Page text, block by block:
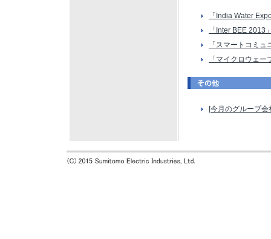
「India Water
「Inter BEE 2013
「スマートコミ
「マイクロウェ
[今月のグループ